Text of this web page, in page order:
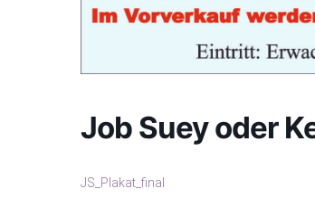
Job Suey oder
JS_Plakat_final